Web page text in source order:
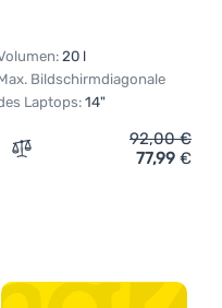
Oakridge Air 20L'
20 l
Bildschirmdiagonale
Laptops: 14"
Zum Vergleich
92,00€
77,99 €